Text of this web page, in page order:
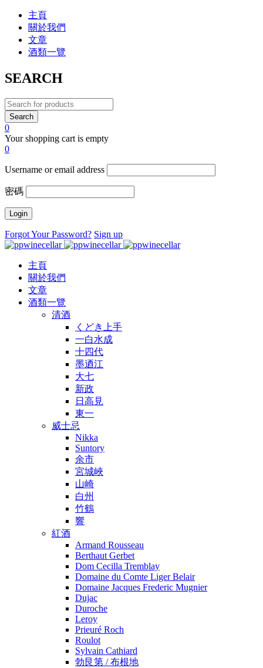
主頁
關於我們
文章
酒類一覽
SEARCH
0
Your shopping cart is empty
0
Username or email address
密碼
Forgot Your Password? Sign up
主頁
關於我們
文章
酒類一覽
清酒
くどき上手
一白水成
十四代
墨迺江
大七
新政
日高見
東一
威士忌
Nikka
Suntory
余市
宮城峽
山崎
白州
竹鶴
響
紅酒
Armand Rousseau
Berthaut Gerbet
Dom Cecilla Tremblay
Domaine du Comte Liger Belair
Domaine Jacques Frederic Mugnier
Dujac
Duroche
Leroy
Prieuré Roch
Roulot
Sylvain Cathiard
勃艮第 / 布根地